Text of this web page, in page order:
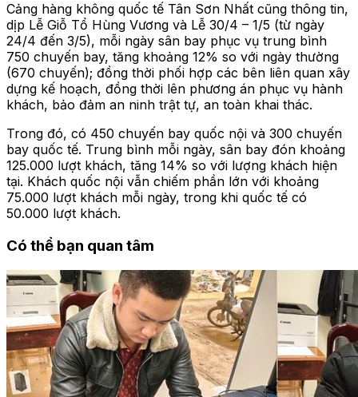
Cảng hàng không quốc tế Tân Sơn Nhất cũng thông tin,
dịp Lễ Giỗ Tổ Hùng Vương và Lễ 30/4 – 1/5 (từ ngày
24/4 đến 3/5), mỗi ngày sân bay phục vụ trung bình
750 chuyến bay, tăng khoảng 12% so với ngày thường
(670 chuyến); đồng thời phối hợp các bên liên quan xây
dựng kế hoạch, đồng thời lên phương án phục vụ hành
khách, bảo đảm an ninh trật tự, an toàn khai thác.
Trong đó, có 450 chuyến bay quốc nội và 300 chuyến
bay quốc tế. Trung bình mỗi ngày, sân bay đón khoảng
125.000 lượt khách, tăng 14% so với lượng khách hiện
tại. Khách quốc nội vẫn chiếm phần lớn với khoảng
75.000 lượt khách mỗi ngày, trong khi quốc tế có
50.000 lượt khách.
Có thể bạn quan tâm